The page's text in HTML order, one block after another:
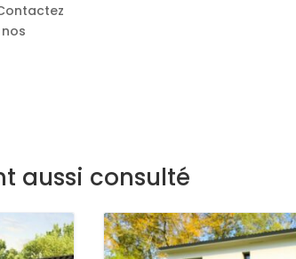
aussi consulté